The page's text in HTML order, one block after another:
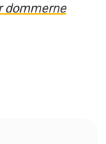
dommerne